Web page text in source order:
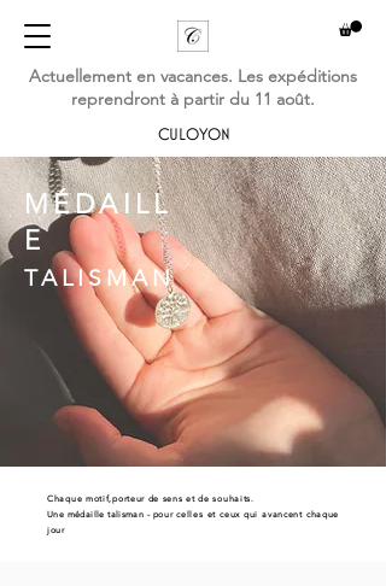
CULOYON
Actuellement en vacances. Les expéditions
reprendront à partir du 11 août.
MÉDAILL
E
TALISMAN
Chaque motif,porteur de sens et de souhaits
Une médaille talisman - pour celles et ceux qui avancent chaque
jour